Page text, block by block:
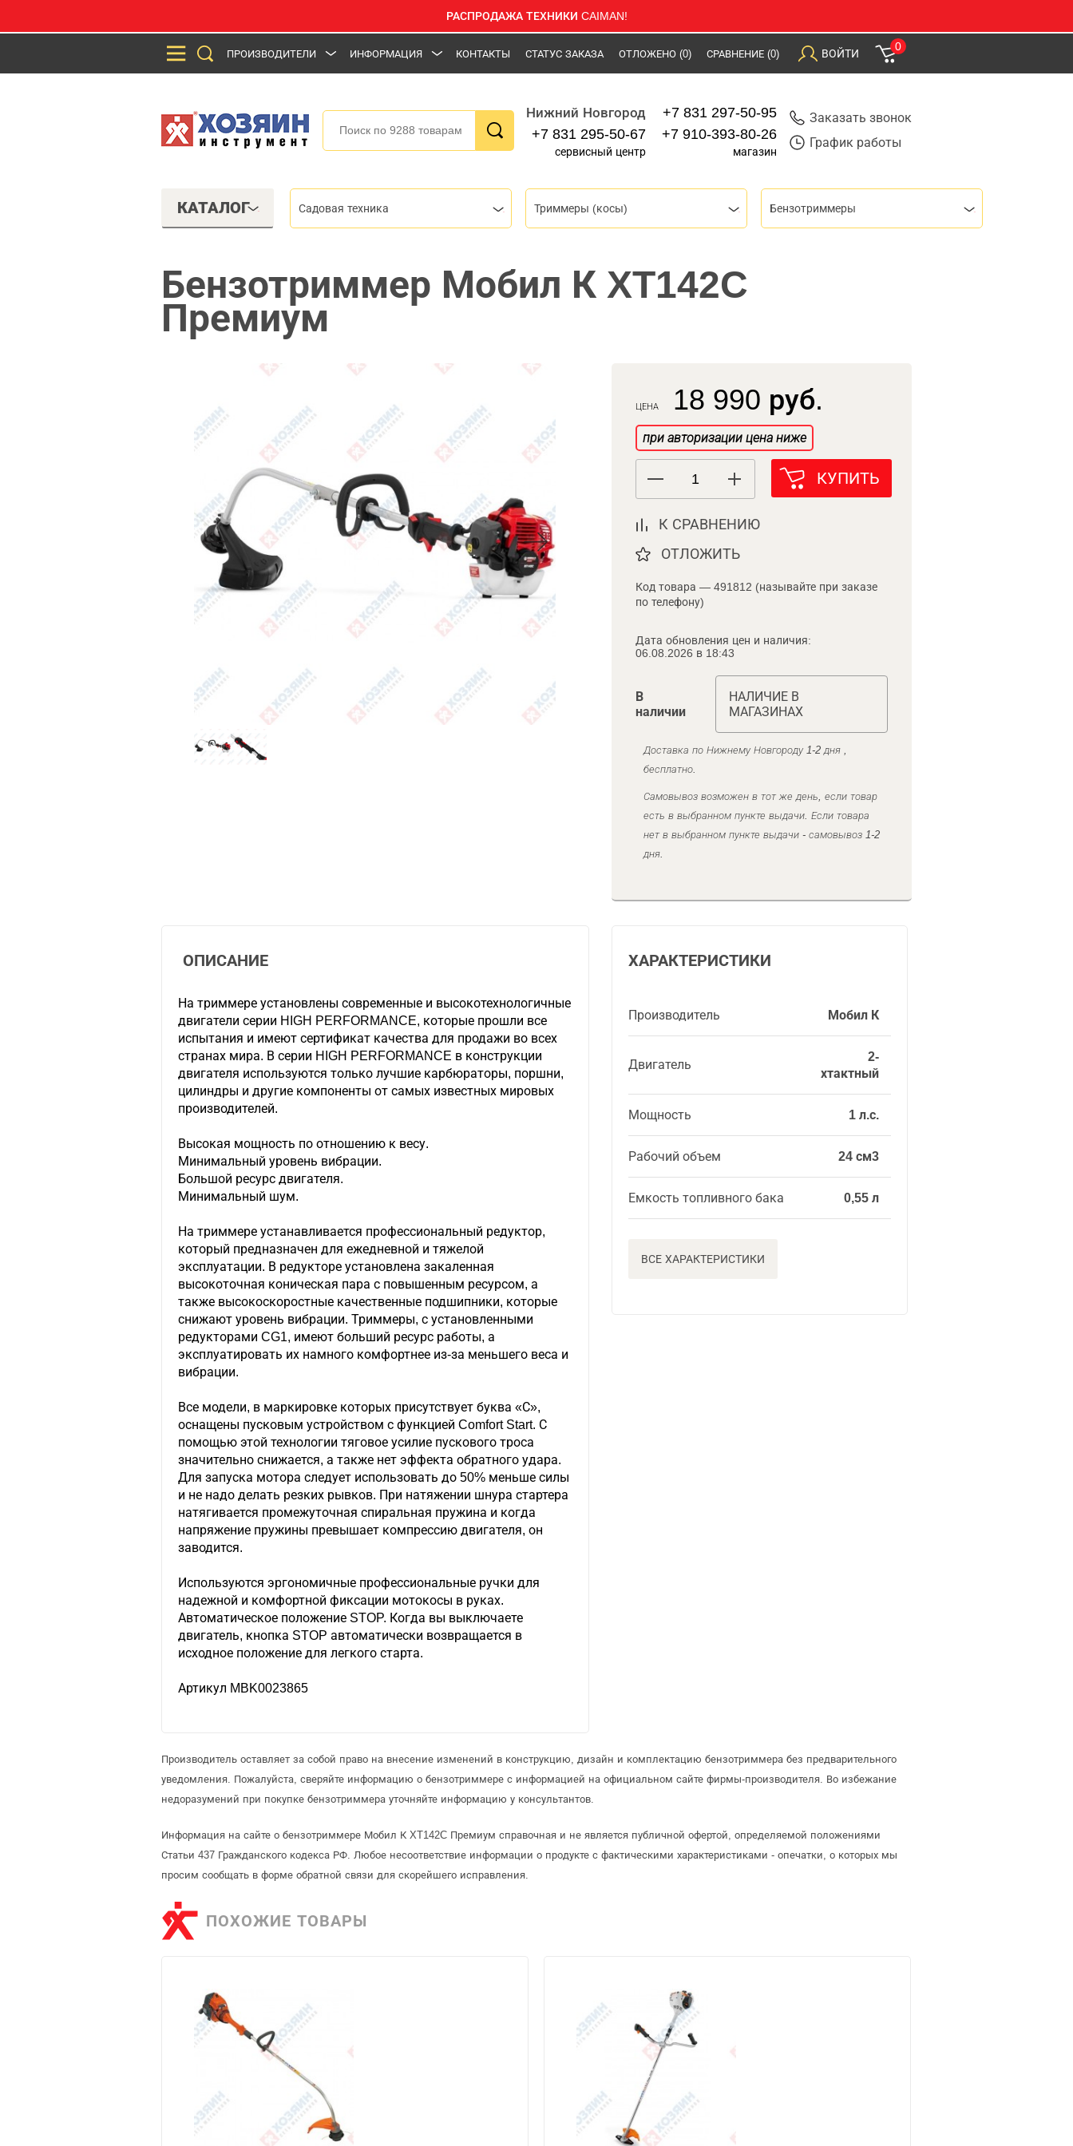
РАСПРОДАЖА ТЕХНИКИ CAIMAN!
ПРОИЗВОДИТЕЛИ ИНФОРМАЦИЯ КОНТАКТЫ СТАТУС ЗАКАЗА ОТЛОЖЕНО (0) СРАВНЕНИЕ (0) ВОЙТИ
0
Нижний Новгород
+7 831 295-50-67
сервисный центр
+7 831 297-50-95
+7 910-393-80-26
магазин
Заказать звонок
График работы
КАТАЛОГ Садовая техника Триммеры (косы) Бензотриммеры
Бензотриммер Мобил К XT142C
Премиум
ЦЕНА 18 990 руб.
при авторизации цена ниже
КУПИТЬ
К СРАВНЕНИЮ
ОТЛОЖИТЬ
Код товара — 491812 (называйте при заказе
по телефону)
Дата обновления цен и наличия:
06.08.2026 в 18:43
В
наличии
НАЛИЧИЕ В
МАГАЗИНАХ
Доставка по Нижнему Новгороду 1-2 дня ,
бесплатно.
Самовывоз возможен в тот же день, если товар
есть в выбранном пункте выдачи. Если товара
нет в выбранном пункте выдачи - самовывоз 1-2
дня.
ХАРАКТЕРИСТИКИ
Производитель Мобил К
Двигатель
2-
хтактный
Мощность 1 л.с.
Рабочий объем 24 см3
Емкость топливного бака 0,55 л
ВСЕ ХАРАКТЕРИСТИКИ
ОПИСАНИЕ
На триммере установлены современные и высокотехнологичные
двигатели серии HIGH PERFORMANCE, которые прошли все
испытания и имеют сертификат качества для продажи во всех
странах мира. В серии HIGH PERFORMANCE в конструкции
двигателя используются только лучшие карбюраторы, поршни,
цилиндры и другие компоненты от самых известных мировых
производителей.
Высокая мощность по отношению к весу.
Минимальный уровень вибрации.
Большой ресурс двигателя.
Минимальный шум.
На триммере устанавливается профессиональный редуктор,
который предназначен для ежедневной и тяжелой
эксплуатации. В редукторе установлена закаленная
высокоточная коническая пара с повышенным ресурсом, а
также высокоскоростные качественные подшипники, которые
снижают уровень вибрации. Триммеры, с установленными
редукторами CG1, имеют больший ресурс работы, а
эксплуатировать их намного комфортнее из-за меньшего веса и
вибрации.
Все модели, в маркировке которых присутствует буква «С»,
оснащены пусковым устройством с функцией Comfort Start. С
помощью этой технологии тяговое усилие пускового троса
значительно снижается, а также нет эффекта обратного удара.
Для запуска мотора следует использовать до 50% меньше силы
и не надо делать резких рывков. При натяжении шнура стартера
натягивается промежуточная спиральная пружина и когда
напряжение пружины превышает компрессию двигателя, он
заводится.
Используются эргономичные профессиональные ручки для
надежной и комфортной фиксации мотокосы в руках.
Автоматическое положение STOP. Когда вы выключаете
двигатель, кнопка STOP автоматически возвращается в
исходное положение для легкого старта.
Артикул MBK0023865
Производитель оставляет за собой право на внесение изменений в конструкцию, дизайн и комплектацию бензотриммера без предварительного
уведомления. Пожалуйста, сверяйте информацию о бензотриммере с информацией на официальном сайте фирмы-производителя. Во избежание
недоразумений при покупке бензотриммера уточняйте информацию у консультантов.
Информация на сайте о бензотриммере Мобил К XT142C Премиум справочная и не является публичной офертой, определяемой положениями
Статьи 437 Гражданского кодекса РФ. Любое несоответствие информации о продукте с фактическими характеристиками - опечатки, о которых мы
просим сообщать в форме обратной связи для скорейшего исправления.
ПОХОЖИЕ ТОВАРЫ